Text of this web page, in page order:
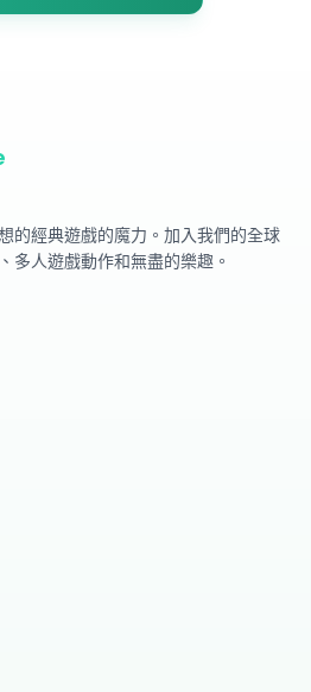
的經典遊戲的魔力。加入我們的全球
多人遊戲動作和無盡的樂趣。